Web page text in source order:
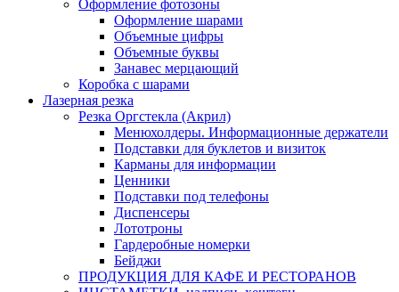
Оформление фотозоны
Оформление шарами
Объемные цифры
Объемные буквы
Занавес мерцающий
Коробка с шарами
Лазерная резка
Резка Оргстекла (Акрил)
Менюхолдеры. Информационные держатели
Подставки для буклетов и визиток
Карманы для информации
Ценники
Подставки под телефоны
Диспенсеры
Лототроны
Гардеробные номерки
Бейджи
ПРОДУКЦИЯ ДЛЯ КАФЕ И РЕСТОРАНОВ